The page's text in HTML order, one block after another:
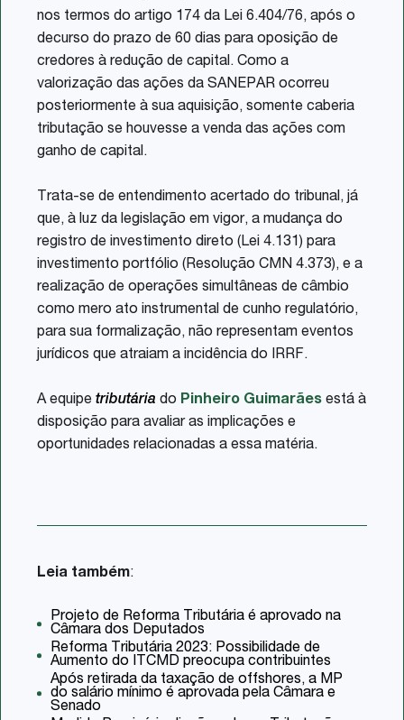
nos termos do artigo 174 da Lei 6.404/76, após o
decurso do prazo de 60 dias para oposição de
credores à redução de capital. Como a
valorização das ações da SANEPAR ocorreu
posteriormente à sua aquisição, somente caberia
tributação se houvesse a venda das ações com
ganho de capital.
Trata-se de entendimento acertado do tribunal, já
que, à luz da legislação em vigor, a mudança do
registro de investimento direto (Lei 4.131) para
investimento portfólio (Resolução CMN 4.373), e a
realização de operações simultâneas de câmbio
como mero ato instrumental de cunho regulatório,
para sua formalização, não representam eventos
jurídicos que atraiam a incidência do IRRF.
A equipe tributária do Pinheiro Guimarães está à
disposição para avaliar as implicações e
oportunidades relacionadas a essa matéria.
Leia também:
Projeto de Reforma Tributária é aprovado na
Câmara dos Deputados
Reforma Tributária 2023: Possibilidade de
Aumento do ITCMD preocupa contribuintes
Após retirada da taxação de offshores, a MP
do salário mínimo é aprovada pela Câmara e
Senado